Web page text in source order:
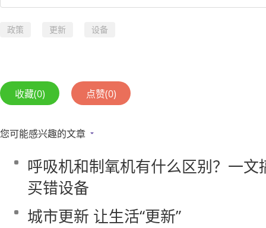
政策 更新 设备
收藏(0) 点赞(0)
您可能感兴趣的文章
呼吸机和制氧机有什么区别？一
买错设备
城市更新 让生活“更新”